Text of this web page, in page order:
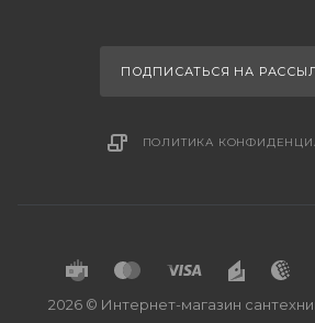
ПОДПИСАТЬСЯ НА
ПОЛИТИКА
2026 © Интернет-магазин